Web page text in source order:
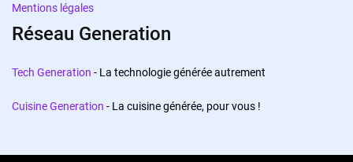
Mentions légales
Réseau Generation
Tech Generation - La technologie générée autrement
Cuisine Generation - La cuisine générée, pour vous !